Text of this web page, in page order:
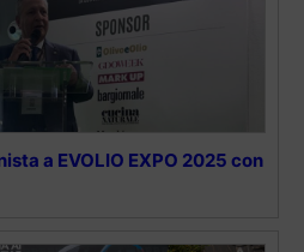
a EVOLIO EXPO 2025 con